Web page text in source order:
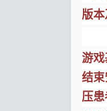
版本
游
结
压患